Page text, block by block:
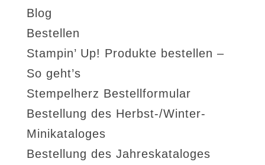
Blog
Bestellen
Stampin’ Up! Produkte bestellen –
So geht’s
Stempelherz Bestellformular
Bestellung des Herbst-/Winter-
Minikataloges
Bestellung des Jahreskataloges